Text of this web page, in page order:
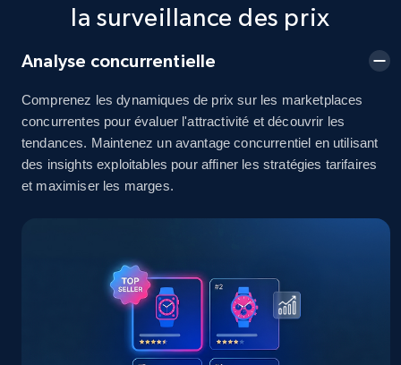
URL, Product id, Title, Seller name, Seller rating,
Seller reviews, Breadcrumbs, Root category, and
more.
eBay - Gather data on products using
specified keywords
URL, Product id, Title, Seller name, Seller rating,
la surveillance des prix
Analyse concurrentielle
Comprenez les dynamiques de prix sur les marketplaces
concurrentes pour évaluer l'attractivité et découvrir les
tendances. Maintenez un avantage concurrentiel en utilisant
des insights exploitables pour affiner les stratégies tarifaires
et maximiser les marges.